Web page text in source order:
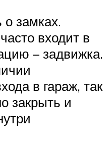
о замках.
входит в
– задвижка.
в гараж, так
закрыть и